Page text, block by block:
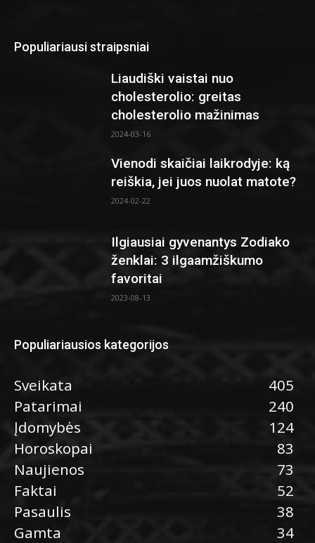
Populiariausi straipsniai
Liaudiški vaistai nuo
cholesterolio: greitas
cholesterolio mažinimas
2024-03-16
Vienodi skaičiai laikrodyje: ką
reiškia, jei juos nuolat matote?
2024-02-22
Ilgiausiai gyvenantys Zodiako
ženklai: 3 ilgaamžiškumo
favoritai
2023-08-13
Populiariausios kategorijos
Sveikata
405
Patarimai
240
Įdomybės
124
Horoskopai
83
Naujienos
73
Faktai
52
Pasaulis
38
Gamta
34